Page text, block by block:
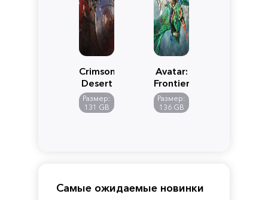
Crimson
Desert
Размер:
131 GB
Avatar:
Frontiers
of
Pandora
Размер:
136 GB
Самые ожидаемые новинки